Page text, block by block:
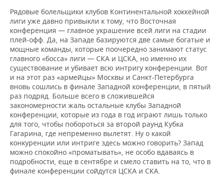
Рядовые болельщики клубов Континентальной хоккейной
лиги уже давно привыкли к тому, что Восточная
конференция — главное украшение всей лиги на стадии
плей-офф. Да, на Западе базируются две самые богатые и
мощные команды, которые поочередно занимают статус
главного «босса» лиги — СКА и ЦСКА, но именно их
существование и убивает всю интригу конференции. Вот
и на этот раз «армейцы» Москвы и Санкт-Петербурга
вновь сошлись в финале Западной конференции, в пятый
раз подряд. Больше всего в сложившейся
закономерности жаль остальные клубы Западной
конференции, которые из года в год играют лишь только
для того, чтобы побороться за второй раунд Кубка
Гагарина, где непременно вылетят. Ну о какой
конкуренции или интриге здесь можно говорить? Запад
можно спокойно «проматывать», не особо вдаваясь в
подробности, еще в сентябре и смело ставить на то, что в
финале конференции сойдутся ЦСКА и СКА.